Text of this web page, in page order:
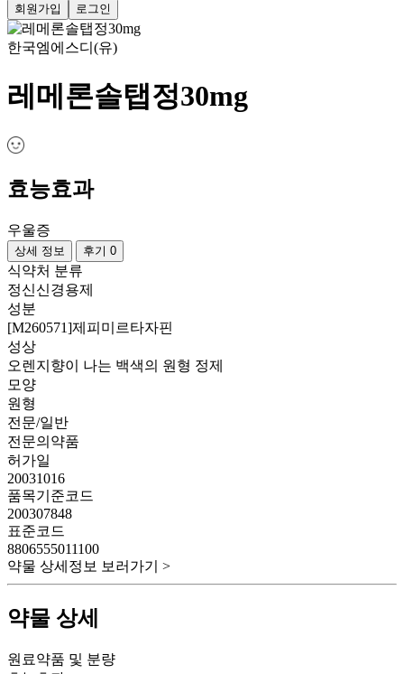
회원가입 로그인
한국엠에스디(유)
레메론솔탭정30mg
효능효과
우울증
상세 정보 후기 0
식약처 분류
정신신경용제
성분
[M260571]제피미르타자핀
성상
오렌지향이 나는 백색의 원형 정제
모양
원형
전문/일반
전문의약품
허가일
20031016
품목기준코드
200307848
표준코드
8806555011100
약물 상세정보 보러가기 >
약물 상세
원료약품 및 분량